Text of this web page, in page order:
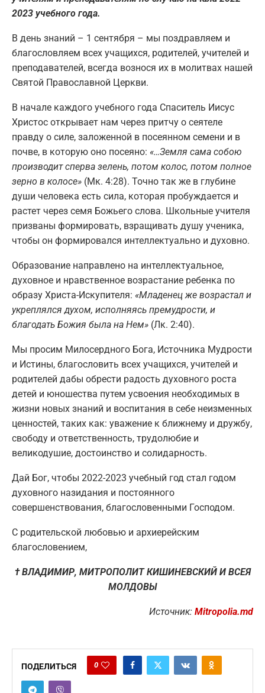
2023 учебного года.
В день знаний – 1 сентября – мы поздравляем и
благословляем всех учащихся, родителей, учителей и
преподавателей, всегда вознося их в молитвах нашей
Святой Православной Церкви.
В начале каждого учебного года Спаситель Иисус
Христос открывает нам через притчу о сеятеле
правду о силе, заложенной в посеянном семени и в
почве, в которую оно посеяно: «…Земля сама собою
производит сперва зелень, потом колос, потом полное
зерно в колосе» (Мк. 4:28). Точно так же в глубине
души человека есть сила, которая пробуждается и
растет через семя Божьего слова. Школьные учителя
призваны формировать, взращивать душу ученика,
чтобы он формировался интеллектуально и духовно.
Образование направлено на интеллектуальное,
духовное и нравственное возрастание ребенка по
образу Христа-Искупителя: «Младенец же возрастал и
укреплялся духом, исполняясь премудрости, и
благодать Божия была на Нем» (Лк. 2:40).
Мы просим Милосердного Бога, Источника Мудрости
и Истины, благословить всех учащихся, учителей и
родителей дабы обрести радость духовного роста
детей и юношества путем усвоения необходимых в
жизни новых знаний и воспитания в себе неизменных
ценностей, таких как: уважение к ближнему и дружбу,
свободу и ответственность, трудолюбие и
великодушие, достоинство и солидарность.
Дай Бог, чтобы 2022-2023 учебный год стал годом
духовного назидания и постоянного
совершенствования, благословенными Господом.
С родительской любовью и архиерейским
благословением,
†ВЛАДИМИР, МИТРОПОЛИТ КИШИНЕВСКИЙ И ВСЕЯ
МОЛДОВЫ
Источник: Mitropolia.md
ПОДЕЛИТЬСЯ 0